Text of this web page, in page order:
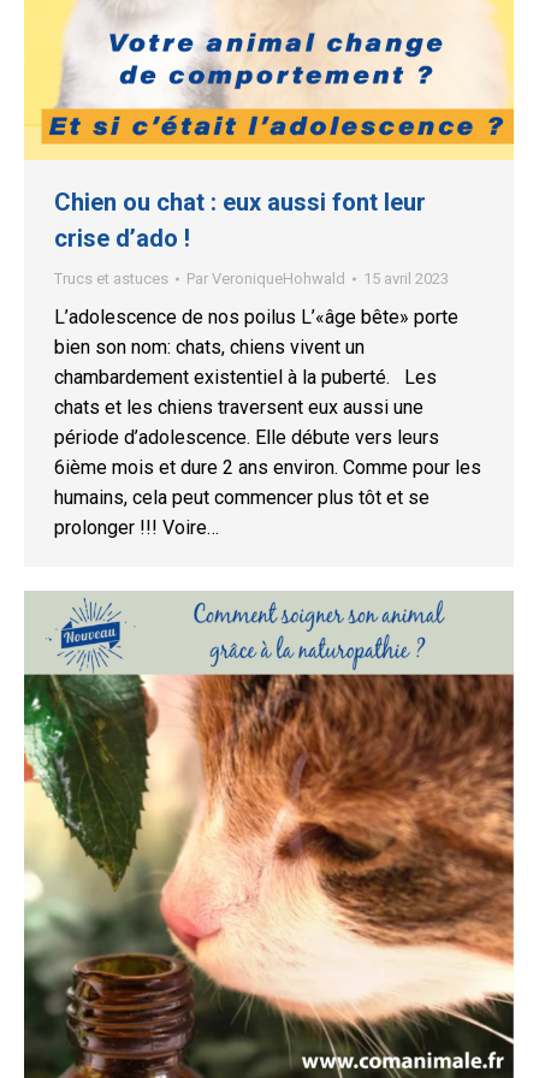
Chien ou chat : eux aussi font leur
crise d’ado !
Trucs et astuces Par VeroniqueHohwald 15 avril 2023
L’adolescence de nos poilus L’«âge bête» porte
bien son nom: chats, chiens vivent un
chambardement existentiel à la puberté. Les
chats et les chiens traversent eux aussi une
période d’adolescence. Elle débute vers leurs
6ième mois et dure 2 ans environ. Comme pour les
humains, cela peut commencer plus tôt et se
prolonger !!! Voire…